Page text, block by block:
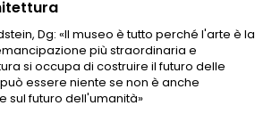
Dg: «Il museo è tutto perché l'arte è la
più straordinaria e
si occupa di costruire il futuro delle
essere niente se non è anche
sul futuro dell'umanità»